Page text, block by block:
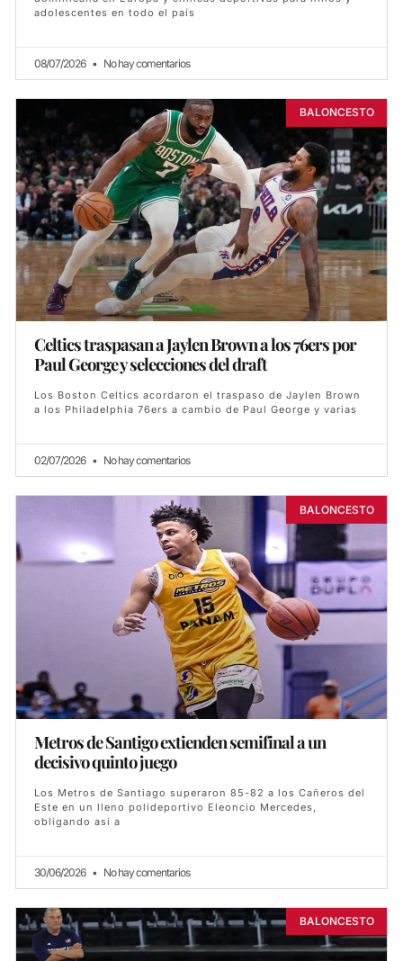
adolescentes en todo el país
08/07/2026 No hay comentarios
BALONCESTO
Celtics traspasan a Jaylen Brown a los 76ers por
Paul George y selecciones del draft
Los Boston Celtics acordaron el traspaso de Jaylen Brown
a los Philadelphia 76ers a cambio de Paul George y varias
02/07/2026 No hay comentarios
BALONCESTO
Metros de Santigo extienden semifinal a un
decisivo quinto juego
Los Metros de Santiago superaron 85-82 a los Cañeros del
Este en un lleno polideportivo Eleoncio Mercedes,
obligando así a
30/06/2026 No hay comentarios
BALONCESTO